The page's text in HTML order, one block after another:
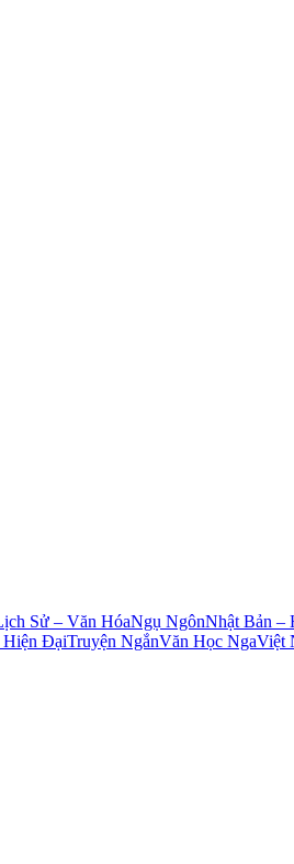
Sử – Văn HóaNgụ NgônNhật Bản –
Hiện ĐạiTruyện NgắnVăn Học NgaViệt